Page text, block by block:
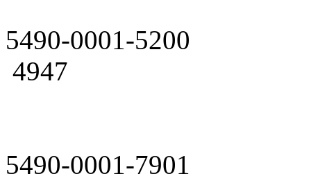
5490-0001-5200
4947
5490-0001-7901